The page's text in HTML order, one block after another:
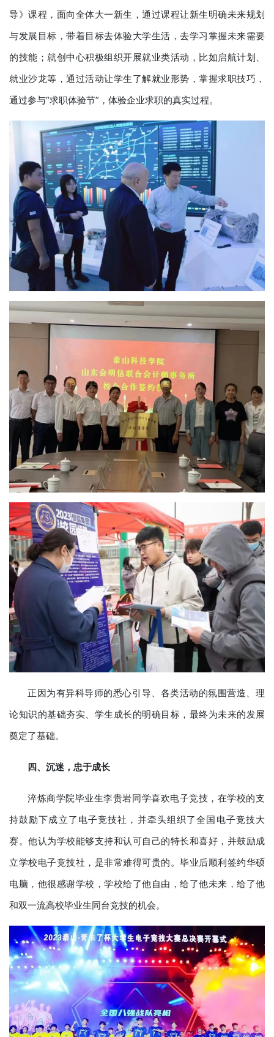
导》课程，面向全体大一新生，通过课程让新生明确未来规划
与发展目标，带着目标去体验大学生活，去学习掌握未来需要
的技能；就创中心积极组织开展就业类活动，比如启航计划、
就业沙龙等，通过活动让学生了解就业形势，掌握求职技巧，
通过参与“求职体验节”，体验企业求职的真实过程。
正因为有异科导师的悉心引导、各类活动的氛围营造、理
论知识的基础夯实、学生成长的明确目标，最终为未来的发展
奠定了基础。
四、沉迷，忠于成长
淬炼商学院毕业生李贵岩同学喜欢电子竞技，在学校的支
持鼓励下成立了电子竞技社，并牵头组织了全国电子竞技大
赛。他认为学校能够支持和认可自己的特长和喜好，并鼓励成
立学校电子竞技社，是非常难得可贵的。毕业后顺利签约华硕
电脑，他很感谢学校，学校给了他自由，给了他未来，给了他
和双一流高校毕业生同台竞技的机会。